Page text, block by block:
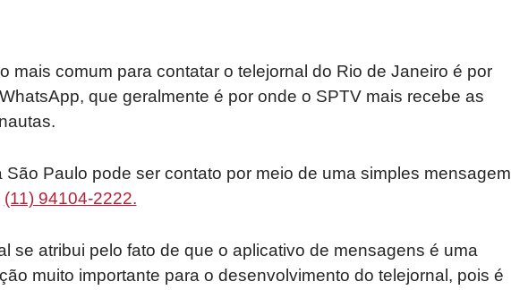
mais comum para contatar o telejornal do Rio de Janeiro é por
que geralmente é por onde o SPTV mais recebe as
São Paulo pode ser contato por meio de uma simples mensagem
(11) 94104-2222.
se atribui pelo fato de que o aplicativo de mensagens é uma
muito importante para o desenvolvimento do telejornal, pois é